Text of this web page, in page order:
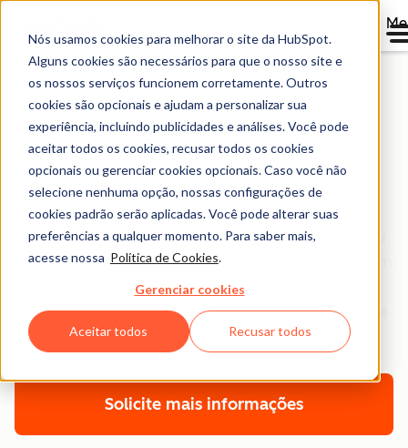
Nós usamos cookies para melhorar o site da HubSpot.
Alguns cookies são necessários para que o nosso site e
os nossos serviços funcionem corretamente. Outros
cookies são opcionais e ajudam a personalizar sua
experiência, incluindo publicidades e análises. Você pode
aceitar todos os cookies, recusar todos os cookies
opcionais ou gerenciar cookies opcionais. Caso você não
selecione nenhuma opção, nossas configurações de
cookies padrão serão aplicadas. Você pode alterar suas
preferências a qualquer momento. Para saber mais,
acesse nossa Política de Cookies.
Gerenciar cookies
Aceitar todos Recusar todos
Onboarding do Sales
Hub
Tenha uma consultoria técnica para implementar o
Sales Hub e orientações para simplificar e ampliar seu
processo de vendas e, claro, fechar mais negócios. Com
um plano de onboarding alinhado às metas e outras
tecnologias da sua empresa, vamos acompanhar você
durante todo o processo.
Solicite mais informações